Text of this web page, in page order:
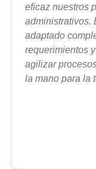
eficaz nuestros
administrativos.
adaptado
requerimientos
agilizar
la mano para la